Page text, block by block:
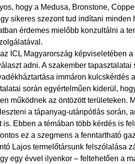
hogy a Medusa, Bronstone,
sikeres szezont tud indítani
érdemes mielőbb konzultálni a
ICL Magyarország képviseletében
adni. A szakember tapasztalatai
immáron kulcskérdés
során egyértelműen kiderül,
működnek az öntözött területeken.
a tápanyag-utánpótlás során,
is. Ebben a témában több kérdés is
ez a szegmens a fenntartható
Lajos termelőtársunk felszólalása
egy évvel ilyenkor – feltehetően a